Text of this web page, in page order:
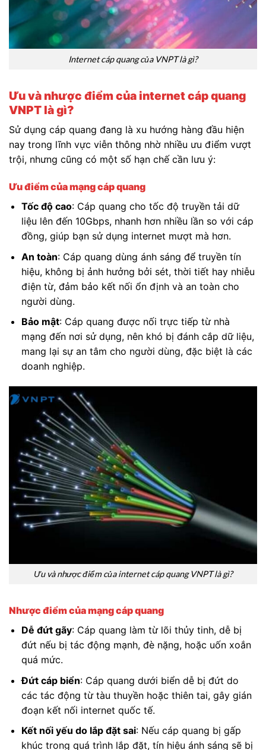
Internet cáp quang của VNPT là gì?
Ưu và nhược điểm của internet cáp quang
VNPT là gì?
Sử dụng cáp quang đang là xu hướng hàng đầu hiện
nay trong lĩnh vực viễn thông nhờ nhiều ưu điểm vượt
trội, nhưng cũng có một số hạn chế cần lưu ý:
Ưu điểm của mạng cáp quang
Tốc độ cao: Cáp quang cho tốc độ truyền tải dữ
liệu lên đến 10Gbps, nhanh hơn nhiều lần so với cáp
đồng, giúp bạn sử dụng internet mượt mà hơn.
An toàn: Cáp quang dùng ánh sáng để truyền tín
hiệu, không bị ảnh hưởng bởi sét, thời tiết hay nhiễu
điện từ, đảm bảo kết nối ổn định và an toàn cho
người dùng.
Bảo mật: Cáp quang được nối trực tiếp từ nhà
mạng đến nơi sử dụng, nên khó bị đánh cắp dữ liệu,
mang lại sự an tâm cho người dùng, đặc biệt là các
doanh nghiệp.
Ưu và nhược điểm của internet cáp quang VNPT là gì?
Nhược điểm của mạng cáp quang
Dễ đứt gãy: Cáp quang làm từ lõi thủy tinh, dễ bị
đứt nếu bị tác động mạnh, đè nặng, hoặc uốn xoắn
quá mức.
Đứt cáp biển: Cáp quang dưới biển dễ bị đứt do
các tác động từ tàu thuyền hoặc thiên tai, gây gián
đoạn kết nối internet quốc tế.
Kết nối yếu do lắp đặt sai: Nếu cáp quang bị gấp
khúc trong quá trình lắp đặt, tín hiệu ánh sáng sẽ bị